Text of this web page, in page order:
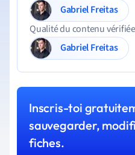
Gabriel Freitas
Qualité du contenu
Gabriel Freitas
Inscris-toi
sauvegarder,
fiches.